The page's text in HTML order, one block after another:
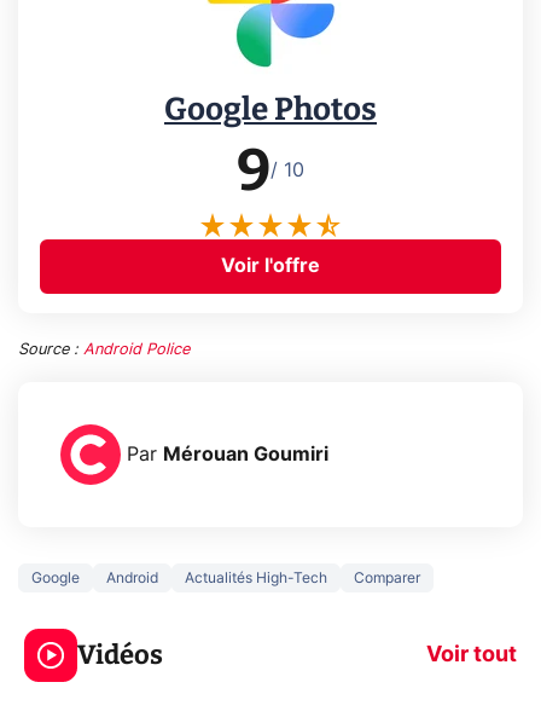
Google Photos
9/ 10
Voir l'offre
Source : Android Police
Par Mérouan Goumiri
Google Android Actualités High-Tech Comparer
Vidéos Voir tout
3 écrans en 1 pour
319€ ? Voici L'AOC
CQ32G4ZA !
5
prochaine